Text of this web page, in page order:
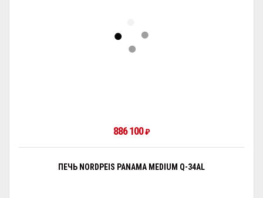
886 100₽
ПЕЧЬ NORDPEIS PANAMA MEDIUM Q-34AL